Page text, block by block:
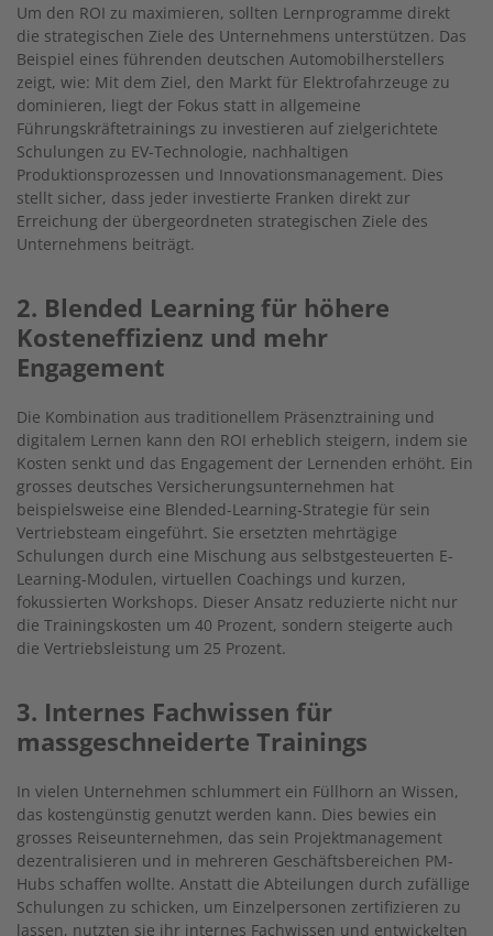
Um den ROI zu maximieren, sollten Lernprogramme direkt
die strategischen Ziele des Unternehmens unterstützen. Das
Beispiel eines führenden deutschen Automobilherstellers
zeigt, wie: Mit dem Ziel, den Markt für Elektrofahrzeuge zu
dominieren, liegt der Fokus statt in allgemeine
Führungskräftetrainings zu investieren auf zielgerichtete
Schulungen zu EV-Technologie, nachhaltigen
Produktionsprozessen und Innovationsmanagement. Dies
stellt sicher, dass jeder investierte Franken direkt zur
Erreichung der übergeordneten strategischen Ziele des
Unternehmens beiträgt.
2. Blended Learning für höhere
Kosteneffizienz und mehr
Engagement
Die Kombination aus traditionellem Präsenztraining und
digitalem Lernen kann den ROI erheblich steigern, indem sie
Kosten senkt und das Engagement der Lernenden erhöht. Ein
grosses deutsches Versicherungsunternehmen hat
beispielsweise eine Blended-Learning-Strategie für sein
Vertriebsteam eingeführt. Sie ersetzten mehrtägige
Schulungen durch eine Mischung aus selbstgesteuerten E-
Learning-Modulen, virtuellen Coachings und kurzen,
fokussierten Workshops. Dieser Ansatz reduzierte nicht nur
die Trainingskosten um 40 Prozent, sondern steigerte auch
die Vertriebsleistung um 25 Prozent.
3. Internes Fachwissen für
massgeschneiderte Trainings
In vielen Unternehmen schlummert ein Füllhorn an Wissen,
das kostengünstig genutzt werden kann. Dies bewies ein
grosses Reiseunternehmen, das sein Projektmanagement
dezentralisieren und in mehreren Geschäftsbereichen PM-
Hubs schaffen wollte. Anstatt die Abteilungen durch zufällige
Schulungen zu schicken, um Einzelpersonen zertifizieren zu
lassen, nutzten sie ihr internes Fachwissen und entwickelten